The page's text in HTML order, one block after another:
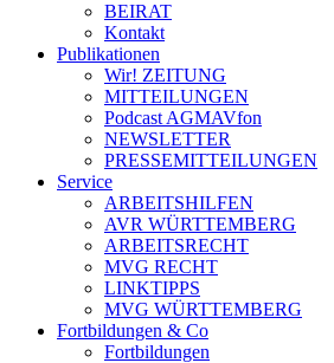
BEIRAT
Kontakt
Publikationen
Wir! ZEITUNG
MITTEILUNGEN
Podcast AGMAVfon
NEWSLETTER
PRESSEMITTEILUNGEN
Service
ARBEITSHILFEN
AVR WÜRTTEMBERG
ARBEITSRECHT
MVG RECHT
LINKTIPPS
MVG WÜRTTEMBERG
Fortbildungen & Co
Fortbildungen